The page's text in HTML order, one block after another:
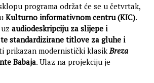
programa održat će se u četvrtak,
Kulturno informativnom centru (KIC).
uzaudiodeskripciju za slijepe i
standardizirane titlove za gluhe i
prikazan modernistički klasikBreza
Babaja. Ulaz na projekciju je